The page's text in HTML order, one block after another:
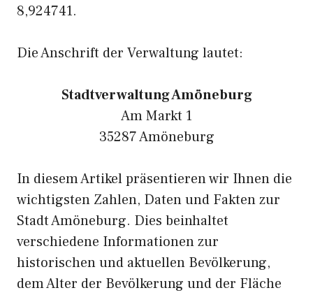
8,924741.
Die Anschrift der Verwaltung lautet:
Stadtverwaltung Amöneburg
Am Markt 1
35287 Amöneburg
In diesem Artikel präsentieren wir Ihnen die
wichtigsten Zahlen, Daten und Fakten zur
Stadt Amöneburg. Dies beinhaltet
verschiedene Informationen zur
historischen und aktuellen Bevölkerung,
dem Alter der Bevölkerung und der Fläche